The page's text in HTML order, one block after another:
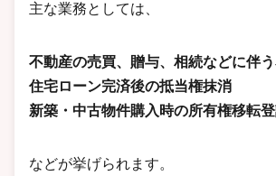
主な業務としては、
不動産の売買、贈与、相続などに伴
住宅ローン完済後の抵当権抹消
新築・中古物件購入時の所有権移転
などが挙げられます。